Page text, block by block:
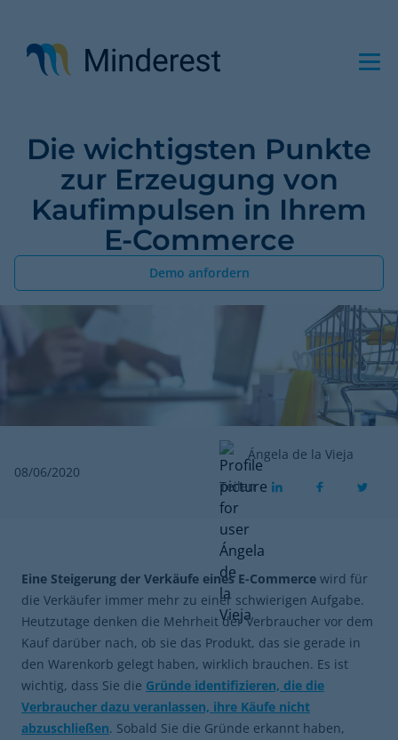
Inhalt
Die wichtigsten Punkte
zur Erzeugung von
Kaufimpulsen in Ihrem
E-Commerce
Demo anfordern
08/06/2020
Ángela de la Vieja
Teilen
Eine Steigerung der Verkäufe eines E-Commerce wird für
die Verkäufer immer mehr zu einer schwierigen Aufgabe.
Heutzutage denken die Mehrheit der Verbraucher vor dem
Kauf darüber nach, ob sie das Produkt, das sie gerade in
den Warenkorb gelegt haben, wirklich brauchen. Es ist
wichtig, dass Sie die Gründe identifizieren, die die
Verbraucher dazu veranlassen, ihre Käufe nicht
abzuschließen. Sobald Sie die Gründe erkannt haben,